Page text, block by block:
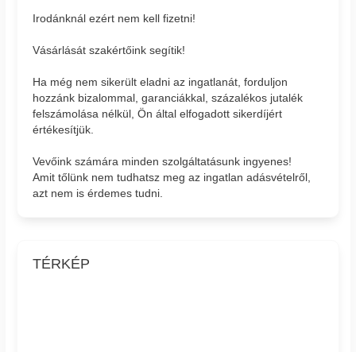
Irodánknál ezért nem kell fizetni!
Vásárlását szakértőink segítik!
Ha még nem sikerült eladni az ingatlanát, forduljon
hozzánk bizalommal, garanciákkal, százalékos jutalék
felszámolása nélkül, Ön által elfogadott sikerdíjért
értékesítjük.
Vevőink számára minden szolgáltatásunk ingyenes!
Amit tőlünk nem tudhatsz meg az ingatlan adásvételről,
azt nem is érdemes tudni.
TÉRKÉP